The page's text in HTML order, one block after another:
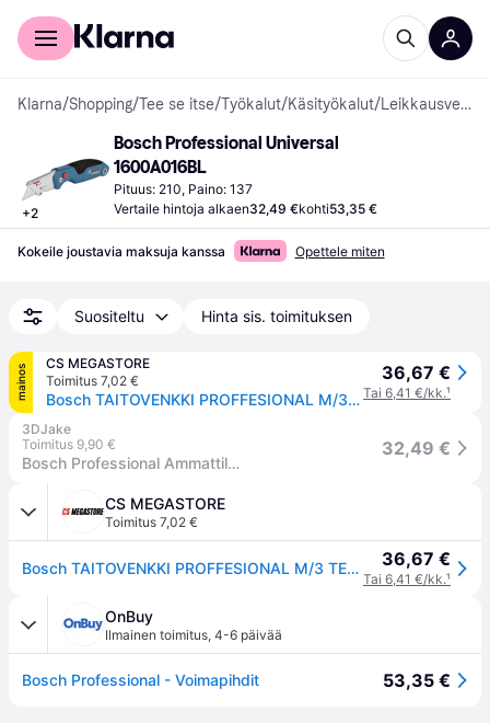
Kuluttajille
Klarna/Shopping/Tee se itse/Työkalut/Käsityökalut/ Leikkausveitset
+2
Bosch Professional Universal
1600A016BL
Pituus: 210, Paino: 137
Vertaile hintoja alkaen32,49 €kohti53,35 €
Kokeile joustavia maksuja kanssa Opettele miten
Suositeltu Hinta sis. toimituksen
mainos
CS MEGASTORE
Toimitus 7,02 €
Bosch TAITOVENKKI PROFFESIONAL M/3 TERÄ
36,67 €
Tai 6,41 €/kk.¹
3DJake
Toimitus 9,90 €
Bosch Professional Ammattilaisveitset - 1 Kpl
32,49 €
CS MEGASTORE
Toimitus 7,02 €
Bosch TAITOVENKKI PROFFESIONAL M/3 TERÄ 36,67 €
Tai 6,41 €/kk.¹
OnBuy
Ilmainen toimitus, 4-6 päivää
Bosch Professional - Voimapihdit 53,35 €